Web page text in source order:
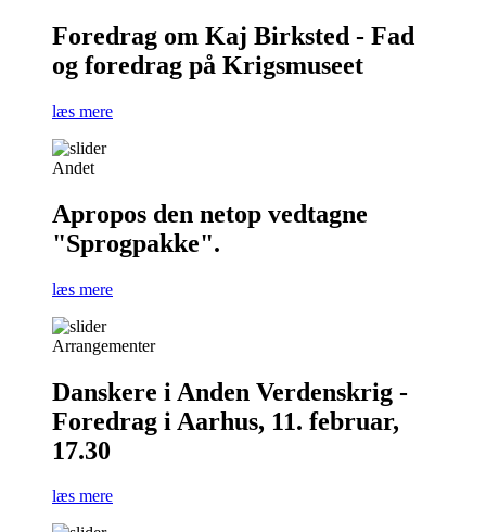
Foredrag om Kaj Birksted - Fad
og foredrag på Krigsmuseet
læs mere
Andet
Apropos den netop vedtagne
"Sprogpakke".
læs mere
Arrangementer
Danskere i Anden Verdenskrig -
Foredrag i Aarhus, 11. februar,
17.30
læs mere